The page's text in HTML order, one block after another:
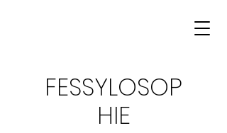
FESSYLOSOP
HIE